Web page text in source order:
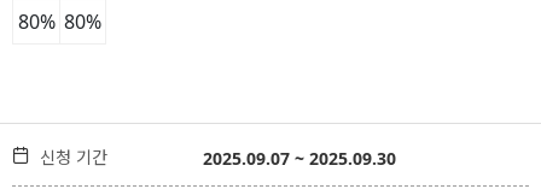
이수 기준 표
80% 80%
 신청 기간 2025.09.07 ~ 2025.09.30